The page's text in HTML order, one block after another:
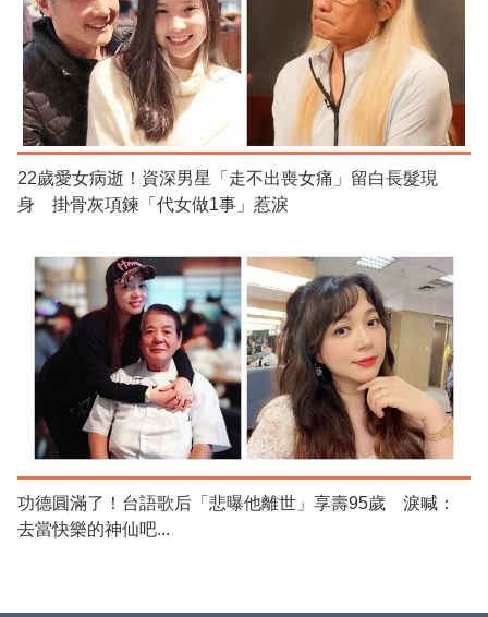
22歲愛女病逝！資深男星「走不出喪女痛」留白長髮現
身 掛骨灰項鍊「代女做1事」惹淚
功德圓滿了！台語歌后「悲曝他離世」享壽95歲 淚喊：
去當快樂的神仙吧...